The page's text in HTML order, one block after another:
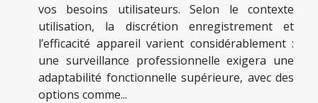
vos besoins utilisateurs. Selon le contexte
utilisation, la discrétion enregistrement et
l’efficacité appareil varient considérablement :
une surveillance professionnelle exigera une
adaptabilité fonctionnelle supérieure, avec des
options comme...